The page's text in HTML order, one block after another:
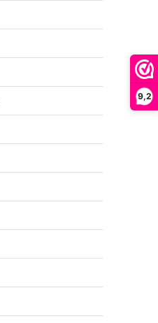
9,2